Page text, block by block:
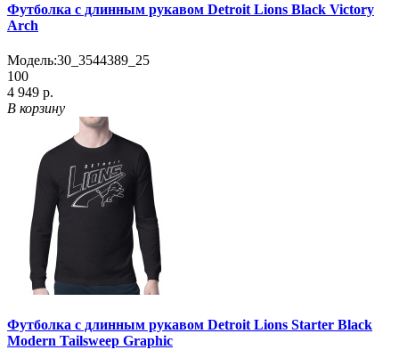
Футболка с длинным рукавом Detroit Lions Black Victory
Arch
Модель:30_3544389_25
100
4 949 р.
В корзину
Футболка с длинным рукавом Detroit Lions Starter Black
Modern Tailsweep Graphic